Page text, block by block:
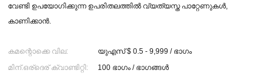
വേണ്ടി ഉപയോഗിക്കുന്ന ഉപരിതലത്തിൽ വ്യത്യസ്ത പാറ്റേണുകൾ,
കാണിക്കാൻ.
കമന്റൊക്കെ വില:
യുഎസ് $ 0.5 - 9,999 / ഭാഗം
മിന്.ഒര്ദെര് ക്വാണ്ടിറ്റി:
100 ഭാഗം / ഭാഗങ്ങൾ